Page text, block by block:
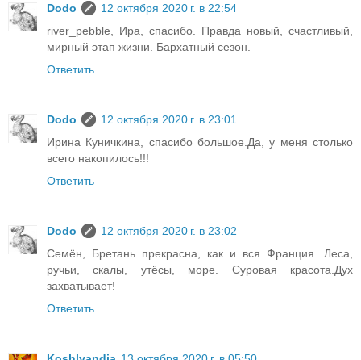
Dodo
12 октября 2020 г. в 22:54
river_pebble, Ира, спасибо. Правда новый, счастливый,
мирный этап жизни. Бархатный сезон.
Ответить
Dodo
12 октября 2020 г. в 23:01
Ирина Куничкина, спасибо большое.Да, у меня столько
всего накопилось!!!
Ответить
Dodo
12 октября 2020 г. в 23:02
Семён, Бретань прекрасна, как и вся Франция. Леса,
ручьи, скалы, утёсы, море. Суровая красота.Дух
захватывает!
Ответить